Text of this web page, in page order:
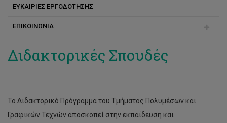
ΕΥΚΑΙΡΙΕΣ ΕΡΓΟΔΟΤΗΣΗΣ
ΕΠΙΚΟΙΝΩΝΙΑ
Διδακτορικές Σπουδές
Το Διδακτορικό Πρόγραμμα του Τμήματος Πολυμέσων και
Γραφικών Τεχνών αποσκοπεί στην εκπαίδευση και